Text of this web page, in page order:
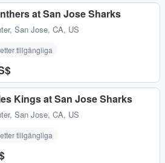
at San Jose Sharks
, San Jose, CA, US
tillgängliga
Kings at San Jose Sharks
, San Jose, CA, US
tillgängliga